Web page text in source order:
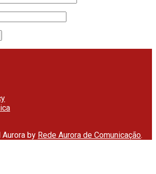
by Rede Aurora de Comunicação.